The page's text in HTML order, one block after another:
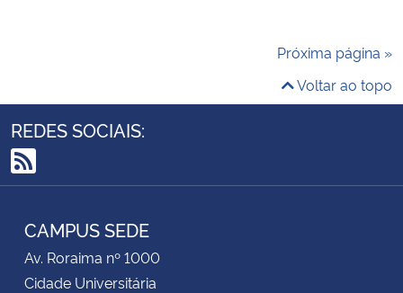
Próxima página »
Voltar ao topo
REDES SOCIAIS:
RSS
CAMPUS SEDE
Av. Roraima nº 1000
Cidade Universitária